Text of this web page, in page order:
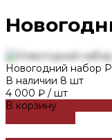
Новогодний набор
В наличии 8 шт
4 000 ₽ / шт
В корзину